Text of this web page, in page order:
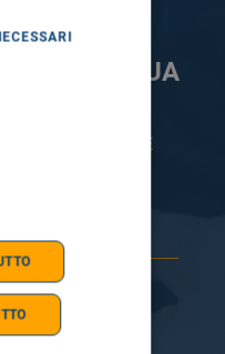
DELLA TUA
PER RESTARE